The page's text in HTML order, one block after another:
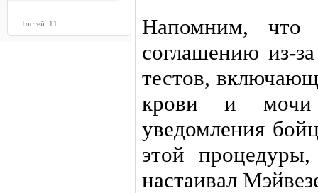
Гостей: 11
Напомним,
соглашению из-
тестов,
крови и мочи
уведомления
этой
настаивал